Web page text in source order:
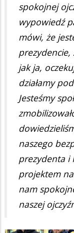
spokojnej
wypowiedź
mówi, że
prezydencie,
jak ja,
działamy
Jesteśmy
naszego
prezydenta i
projektem
nam
naszej